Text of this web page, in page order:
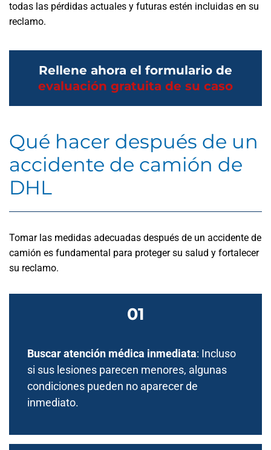
todas las pérdidas actuales y futuras estén incluidas en su
reclamo.
Rellene ahora el formulario de
evaluación gratuita de su caso
Qué hacer después de un
accidente de camión de
DHL
Tomar las medidas adecuadas después de un accidente de
camión es fundamental para proteger su salud y fortalecer
su reclamo.
Buscar atención médica inmediata: Incluso
si sus lesiones parecen menores, algunas
condiciones pueden no aparecer de
inmediato.